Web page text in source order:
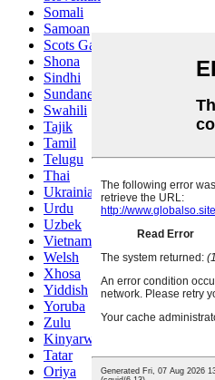
Somali
Samoan
Scots Gaelic
Shona
Sindhi
Sundanese
Swahili
Tajik
Tamil
Telugu
Thai
Ukrainian
Urdu
Uzbek
Vietnamese
Welsh
Xhosa
Yiddish
Yoruba
Zulu
Kinyarwanda
Tatar
Oriya